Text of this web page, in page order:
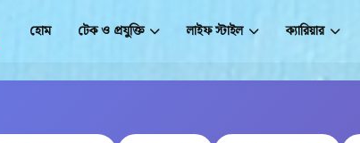
হোম টেক ও প্রযুক্তি লাইফ স্টাইল ক্যারিয়ার